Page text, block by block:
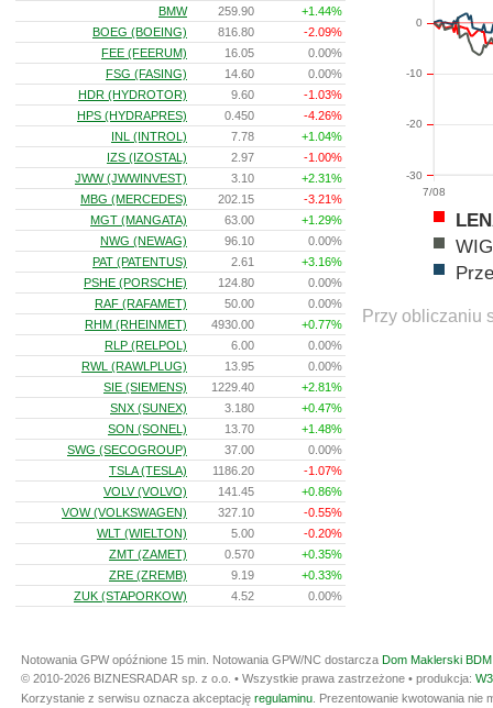
7/08
-30
-20
-10
0
WIG
Przy obliczaniu
BMW
259.90
+1.44%
BOEG (BOEING)
816.80
-2.09%
FEE (FEERUM)
16.05
0.00%
FSG (FASING)
14.60
0.00%
HDR (HYDROTOR)
9.60
-1.03%
HPS (HYDRAPRES)
0.450
-4.26%
INL (INTROL)
7.78
+1.04%
IZS (IZOSTAL)
2.97
-1.00%
JWW (JWWINVEST)
3.10
+2.31%
MBG (MERCEDES)
202.15
-3.21%
MGT (MANGATA)
63.00
+1.29%
NWG (NEWAG)
96.10
0.00%
PAT (PATENTUS)
2.61
+3.16%
PSHE (PORSCHE)
124.80
0.00%
RAF (RAFAMET)
50.00
0.00%
RHM (RHEINMET)
4930.00
+0.77%
RLP (RELPOL)
6.00
0.00%
RWL (RAWLPLUG)
13.95
0.00%
SIE (SIEMENS)
1229.40
+2.81%
SNX (SUNEX)
3.180
+0.47%
SON (SONEL)
13.70
+1.48%
SWG (SECOGROUP)
37.00
0.00%
TSLA (TESLA)
1186.20
-1.07%
VOLV (VOLVO)
141.45
+0.86%
VOW (VOLKSWAGEN)
327.10
-0.55%
WLT (WIELTON)
5.00
-0.20%
ZMT (ZAMET)
0.570
+0.35%
ZRE (ZREMB)
9.19
+0.33%
ZUK (STAPORKOW)
4.52 0.00%
Notowania GPW opóźnione 15 min. Notowania GPW/NC dostarcza Dom Maklerski
© 2010-2026 BIZNESRADAR sp. z o.o. • Wszystkie prawa zastrzeżone • produkcja:
Korzystanie z serwisu oznacza akceptację regulaminu . Prezentowanie kwotowania